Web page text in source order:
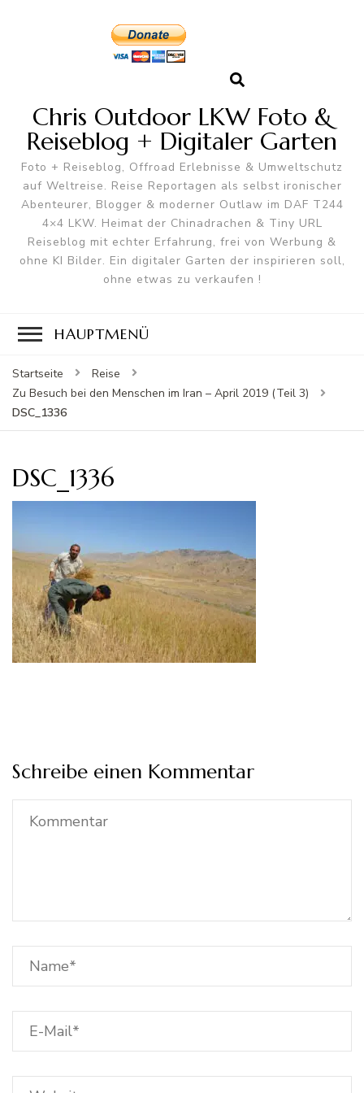
Chris Outdoor LKW Foto &
Reiseblog + Digitaler Garten
Foto + Reiseblog, Offroad Erlebnisse & Umweltschutz
auf Weltreise. Reise Reportagen als selbst ironischer
Abenteurer, Blogger & moderner Outlaw im DAF T244
4×4 LKW. Heimat der Chinadrachen & Tiny URL
Reiseblog mit echter Erfahrung, frei von Werbung &
ohne KI Bilder. Ein digitaler Garten der inspirieren soll,
ohne etwas zu verkaufen !
HAUPTMENÜ
Startseite
Reise
Zu Besuch bei den Menschen im Iran – April 2019 (Teil 3)
DSC_1336
DSC_1336
Schreibe einen Kommentar